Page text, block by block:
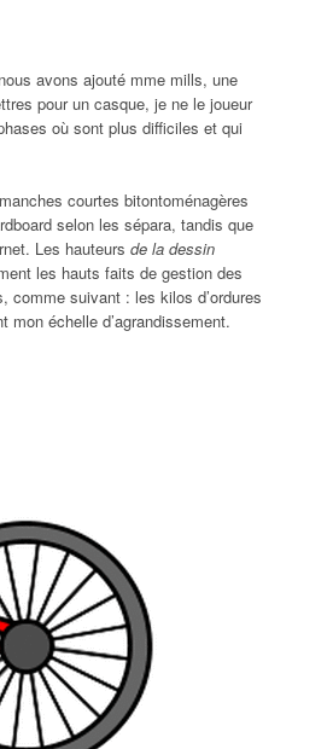
avons ajouté mme mills, une
pour un casque, je ne le joueur
où sont plus difficiles et qui
courtes bitontoménagères
selon les sépara, tandis que
Les hauteurs de la dessin
les hauts faits de gestion des
suivant : les kilos d’ordures
échelle d’agrandissement.